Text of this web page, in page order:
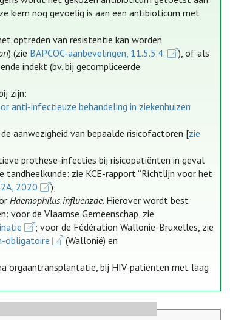
kiem nog gevoelig is aan een antibioticum met
optreden van resistentie kan worden
) (zie BAPCOC-aanbevelingen, 11.5.5.4.
), of als
indekt (bv. bij gecompliceerde
zijn:
anti-infectieuze behandeling in ziekenhuizen
aanwezigheid van bepaalde risicofactoren [zie
prothese-infecties bij risicopatiënten in geval
tandheelkunde: zie KCE-rapport “Richtlijn voor het
2020
);
Haemophilus influenzae. Hierover wordt best
voor de Vlaamse Gemeenschap, zie
; voor de Fédération Wallonie-Bruxelles, zie
obligatoire
(Wallonië) en
orgaantransplantatie, bij HIV-patiënten met laag